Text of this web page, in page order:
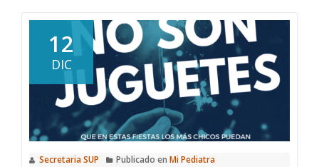
con
los
Pediatras
venezolanos
sus
pacientes
12
DIC
Secretaria SUP Publicado en Mi Pediatra